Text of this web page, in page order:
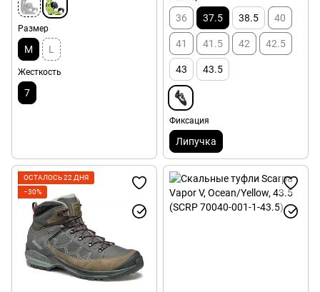
Размер
M L
Жесткость
7
36 37.5 38.5 40
41 41.5 42 42.5
43 43.5
Фиксация
Липучка
ОСТАЛОСЬ 22 ДНЯ
−30%